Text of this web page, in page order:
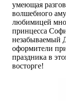
умеющая
волшебного
любимицей
принцесса
незабываемый
оформители
праздника в
восторге!